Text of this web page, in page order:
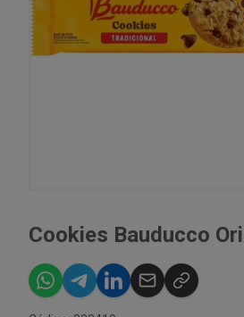
Cookies Bauducco